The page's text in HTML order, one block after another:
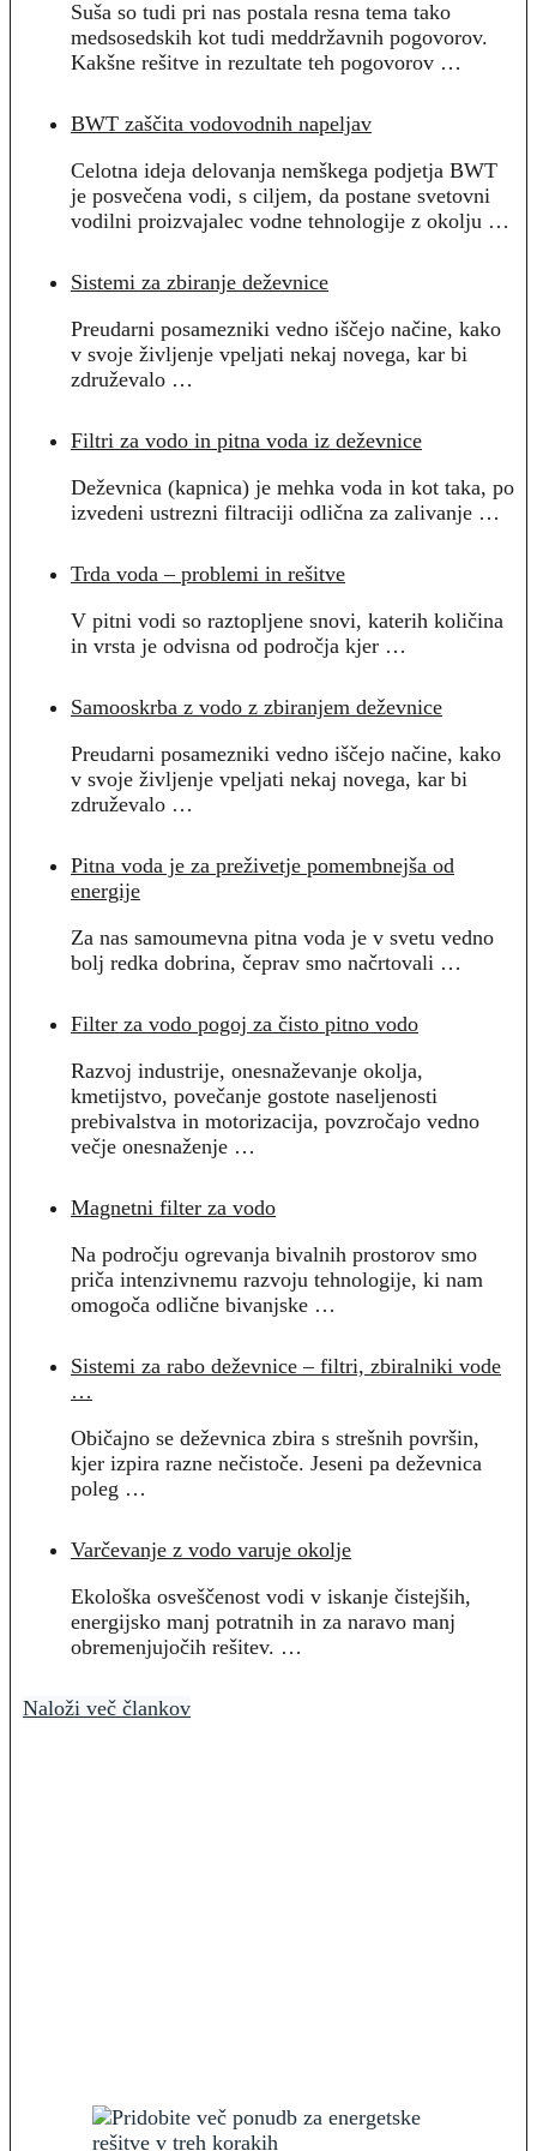
Suša so tudi pri nas postala resna tema tako
medsosedskih kot tudi meddržavnih pogovorov.
Kakšne rešitve in rezultate teh pogovorov …
BWT zaščita vodovodnih napeljav
Celotna ideja delovanja nemškega podjetja BWT
je posvečena vodi, s ciljem, da postane svetovni
vodilni proizvajalec vodne tehnologije z okolju …
Sistemi za zbiranje deževnice
Preudarni posamezniki vedno iščejo načine, kako
v svoje življenje vpeljati nekaj novega, kar bi
združevalo …
Filtri za vodo in pitna voda iz deževnice
Deževnica (kapnica) je mehka voda in kot taka, po
izvedeni ustrezni filtraciji odlična za zalivanje …
Trda voda – problemi in rešitve
V pitni vodi so raztopljene snovi, katerih količina
in vrsta je odvisna od področja kjer …
Samooskrba z vodo z zbiranjem deževnice
Preudarni posamezniki vedno iščejo načine, kako
v svoje življenje vpeljati nekaj novega, kar bi
združevalo …
Pitna voda je za preživetje pomembnejša od
energije
Za nas samoumevna pitna voda je v svetu vedno
bolj redka dobrina, čeprav smo načrtovali …
Filter za vodo pogoj za čisto pitno vodo
Razvoj industrije, onesnaževanje okolja,
kmetijstvo, povečanje gostote naseljenosti
prebivalstva in motorizacija, povzročajo vedno
večje onesnaženje …
Magnetni filter za vodo
Na področju ogrevanja bivalnih prostorov smo
priča intenzivnemu razvoju tehnologije, ki nam
omogoča odlične bivanjske …
Sistemi za rabo deževnice – filtri, zbiralniki vode
…
Običajno se deževnica zbira s strešnih površin,
kjer izpira razne nečistoče. Jeseni pa deževnica
poleg …
Varčevanje z vodo varuje okolje
Ekološka osveščenost vodi v iskanje čistejših,
energijsko manj potratnih in za naravo manj
obremenjujočih rešitev. …
Naloži več člankov